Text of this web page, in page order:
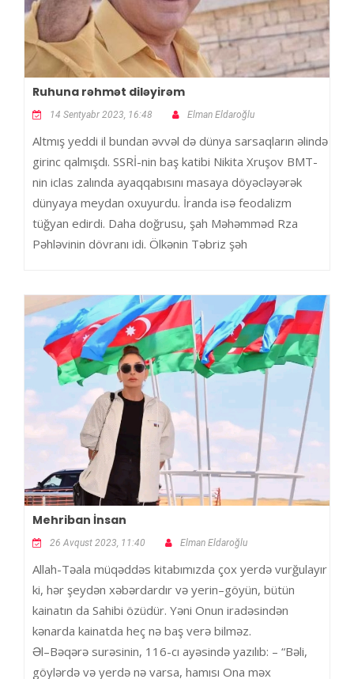
Ruhuna rəhmət diləyirəm
14 Sentyabr 2023, 16:48 Elman Eldaroğlu
Altmış yeddi il bundan əvvəl də dünya sarsaqların əlində
girinc qalmışdı. SSRİ-nin baş katibi Nikita Xruşov BMT-
nin iclas zalında ayaqqabısını masaya döyəcləyərək
dünyaya meydan oxuyurdu. İranda isə feodalizm
tüğyan edirdi. Daha doğrusu, şah Məhəmməd Rza
Pəhləvinin dövranı idi. Ölkənin Təbriz şəh
Mehriban İnsan
26 Avqust 2023, 11:40 Elman Eldaroğlu
Allah-Təala müqəddəs kitabımızda çox yerdə vurğulayır
ki, hər şeydən xəbərdardır və yerin–göyün, bütün
kainatın da Sahibi özüdür. Yəni Onun iradəsindən
kənarda kainatda heç nə baş verə bilməz.
Əl–Bəqərə surəsinin, 116-cı ayəsində yazılıb: – “Bəli,
göylərdə və yerdə nə varsa, hamısı Ona məx